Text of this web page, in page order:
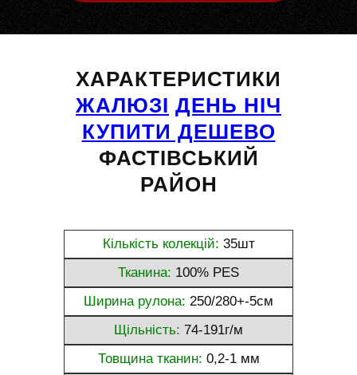
ХАРАКТЕРИСТИКИ
ЖАЛЮЗІ ДЕНЬ НІЧ
КУПИТИ ДЕШЕВО
ФАСТІВСЬКИЙ
РАЙОН
Кількість колекцій: 35шт
Тканина: 100% PES
Ширина рулона: 250/280+-5см
Щільність: 74-191г/м
Товщина тканин: 0,2-1 мм